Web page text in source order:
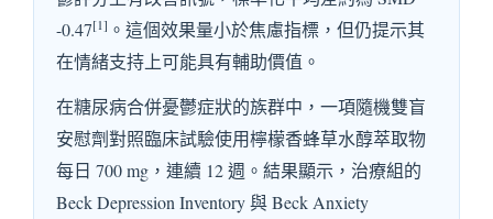
-0.47[1] 。這個效果量小於焦慮指標，但仍提示其
在情緒支持上可能具有輔助價值。
在糖尿病合併憂鬱症狀的族群中，一項隨機雙盲
安慰劑對照臨床試驗使用檸檬香蜂草水醇萃取物
每日 700 mg，連續 12 週。結果顯示，治療組的
Beck Depression Inventory 與 Beck Anxiety